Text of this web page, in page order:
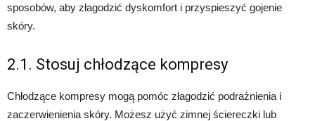
sposobów, aby złagodzić dyskomfort i przyspieszyć gojenie
skóry.
2.1. Stosuj chłodzące kompresy
Chłodzące kompresy mogą pomóc złagodzić podrażnienia i
zaczerwienienia skóry. Możesz użyć zimnej ściereczki lub